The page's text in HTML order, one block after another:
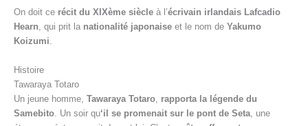
On doit ce récit du XIXème siècle à l’écrivain irlandais Lafcadio
Hearn, qui prit la nationalité japonaise et le nom de Yakumo
Koizumi.
Histoire
Tawaraya Totaro
Un jeune homme, Tawaraya Totaro rapporta la légende du
Samebito . Un soir qu‘il se promenait sur le pont de Seta , une